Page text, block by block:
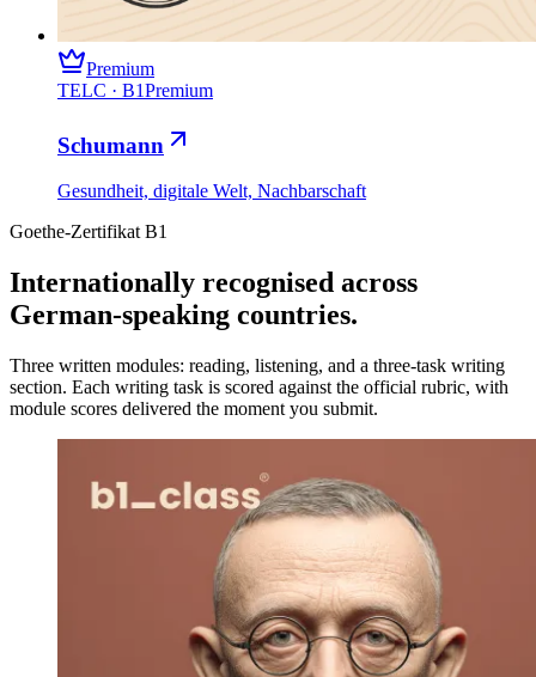
Premium
TELC · B1Premium
Schumann
Gesundheit, digitale Welt, Nachbarschaft
Goethe-Zertifikat B1
Internationally recognised across
German-speaking countries.
Three written modules: reading, listening, and a three-task writing
section. Each writing task is scored against the official rubric, with
module scores delivered the moment you submit.